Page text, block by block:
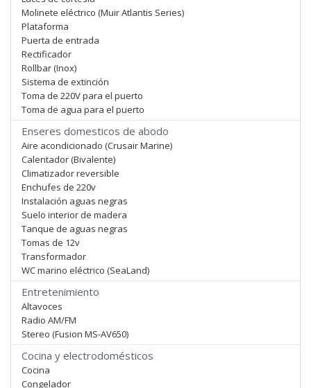
Molinete eléctrico (Muir Atlantis Series)
Plataforma
Puerta de entrada
Rectificador
Rollbar (Inox)
Sistema de extinción
Toma de 220V para el puerto
Toma de agua para el puerto
Enseres domesticos de abodo
Aire acondicionado (Crusair Marine)
Calentador (Bivalente)
Climatizador reversible
Enchufes de 220v
Instalación aguas negras
Suelo interior de madera
Tanque de aguas negras
Tomas de 12v
Transformador
WC marino eléctrico (SeaLand)
Entretenimiento
Altavoces
Radio AM/FM
Stereo (Fusion MS-AV650)
Cocina y electrodomésticos
Cocina
Congelador